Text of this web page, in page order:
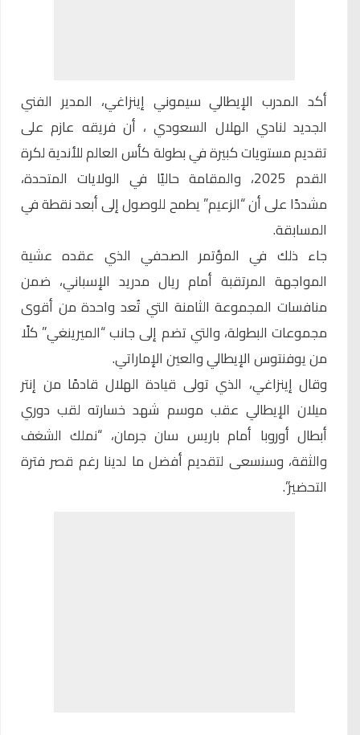
أكد المدرب الإيطالي سيموني إينزاغي، المدير الفني
الجديد لنادي الهلال السعودي، أن فريقه عازم على
تقديم مستويات كبيرة في بطولةكأس العالم للأنديةلكرة
القدم 2025، والمقامة حاليًا في الولايات المتحدة،
مشددًا على أن “الزعيم” يطمح للوصول إلى أبعد نقطة في
المسابقة.
جاء ذلك في المؤتمر الصحفي الذي عقده عشية
المواجهة المرتقبة أمام ريال مدريد الإسباني، ضمن
منافسات المجموعة الثامنة التي تُعد واحدة من أقوى
مجموعات البطولة، والتي تضم إلى جانب “الميرينغي” كلًا
من يوفنتوس الإيطالي والعين الإماراتي.
وقال إينزاغي، الذي تولى قيادة الهلال قادمًا من إنتر
ميلان الإيطالي عقب موسم شهد خسارته لقب دوري
أبطال أوروبا أمام باريس سان جرمان، “نملك الشغف
والثقة، وسنسعى لتقديم أفضل ما لدينا رغم قصر فترة
التحضير”.